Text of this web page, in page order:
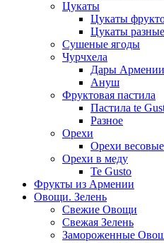
Цукаты
Цукаты
Цукаты разные
Сушеные ягоды
Чурчхела
Дары Армении
Ануш
Фруктовая пастила
Пастила te
Разное
Орехи
Орехи весовые
Орехи в меду
Te Gusto
Фрукты из Армении
Овощи. Зелень
Свежие Овощи
Свежая Зелень
Замороженные